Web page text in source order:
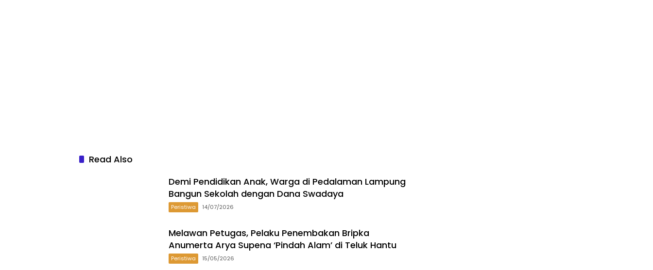
Read Also
Demi Pendidikan Anak, Warga di Pedalaman Lampung
Bangun Sekolah dengan Dana Swadaya
Peristiwa 14/07/2026
Melawan Petugas, Pelaku Penembakan Bripka
Anumerta Arya Supena ‘Pindah Alam’ di Teluk Hantu
Peristiwa 15/05/2026